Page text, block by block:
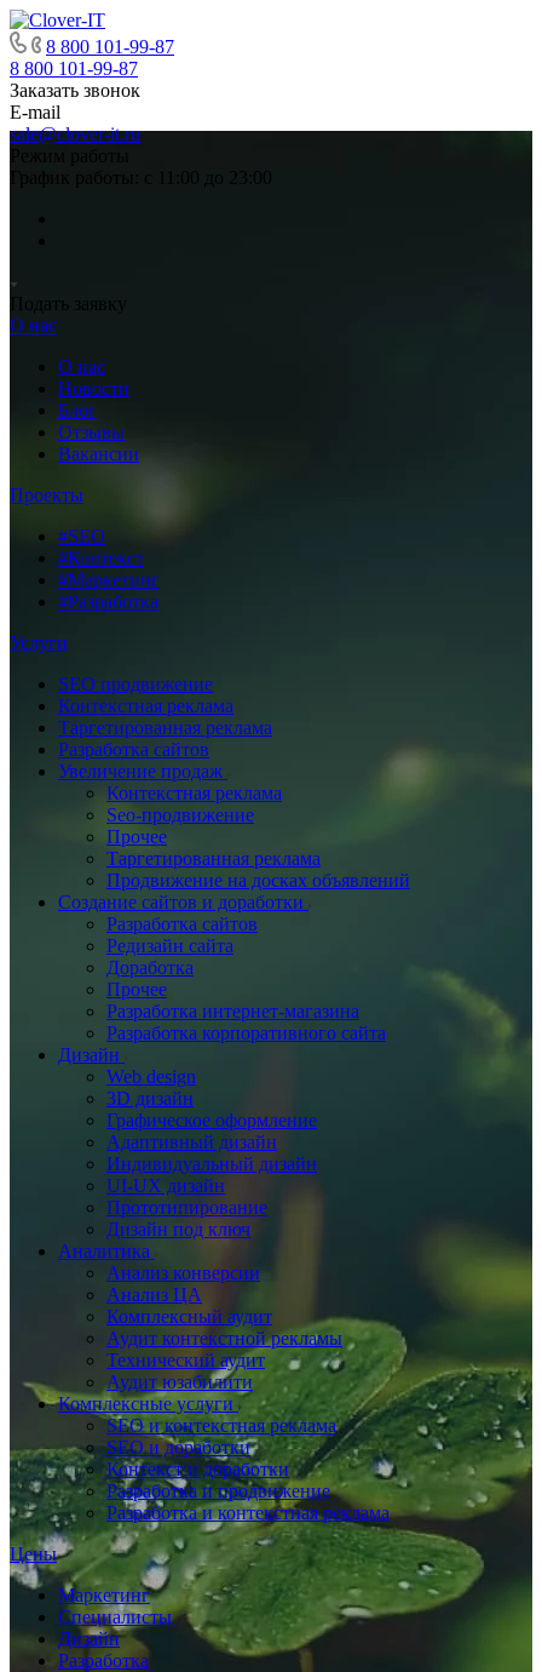
8 800 101-99-87
8 800 101-99-87
Заказать звонок
E-mail
sale@clover-it.ru
Подать заявку
О нас
О нас
Новости
Блог
Отзывы
Вакансии
Проекты
#SEO
#Контекст
#Маркетинг
#Разработка
Услуги
SEO продвижение
Контекстная реклама
Таргетированная реклама
Разработка сайтов
Увеличение продаж
Контекстная реклама
Seo-продвижение
Прочее
Таргетированная реклама
Продвижение на досках объявлений
Создание сайтов и доработки
Разработка сайтов
Редизайн сайта
Доработка
Прочее
Разработка интернет-магазина
Разработка корпоративного сайта
Дизайн
Web design
3D дизайн
Графическое оформление
Адаптивный дизайн
Индивидуальный дизайн
UI‑UX дизайн
Прототипирование
Дизайн под ключ
Аналитика
Анализ конверсии
Анализ ЦА
Комплексный аудит
Аудит контекстной рекламы
Технический аудит
Аудит юзабилити
Комплексные услуги
SEO и контекстная реклама
SEO и доработки
Контекст и доработки
Разработка и продвижение
Разработка и контекстная реклама
Цены
Маркетинг
Специалисты
Дизайн
Разработка